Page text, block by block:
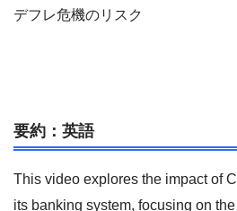
デフレ危機のリスク
要約：英語
This video explores the impact of
its banking system, focusing on